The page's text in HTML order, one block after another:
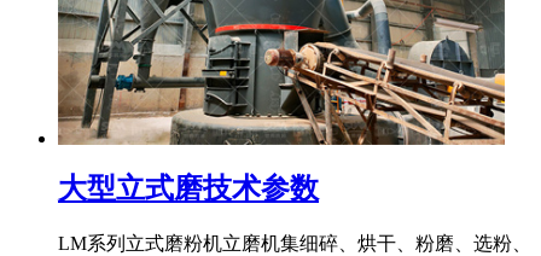
大型立式磨技术参数
LM系列立式磨粉机立磨机集细碎、烘干、粉磨、选粉、